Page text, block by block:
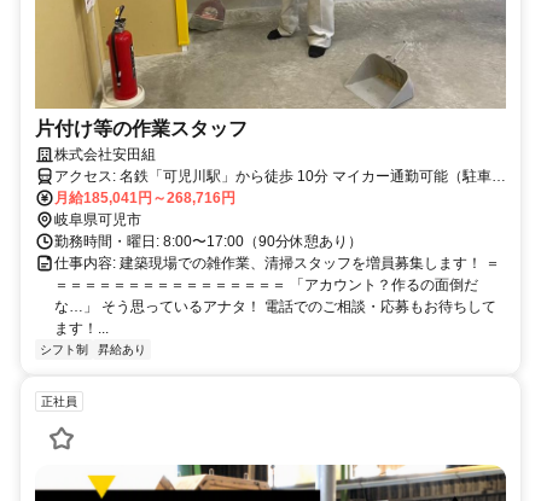
片付け等の作業スタッフ
株式会社安田組
アクセス: 名鉄「可児川駅」から徒歩 10分 マイカー通勤可能（駐車場
有）
月給185,041円～268,716円
岐阜県可児市
勤務時間・曜日: 8:00〜17:00（90分休憩あり）
仕事内容: 建築現場での雑作業、清掃スタッフを増員募集します！ ＝
＝＝＝＝＝＝＝＝＝＝＝＝＝＝＝＝ 「アカウント？作るの面倒だ
な…」 そう思っているアナタ！ 電話でのご相談・応募もお待ちして
ます！...
シフト制 昇給あり
正社員